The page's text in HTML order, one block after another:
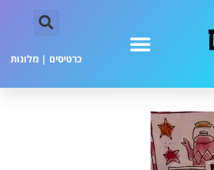
כרטיסים | מלונות